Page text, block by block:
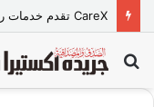
بحث
عن